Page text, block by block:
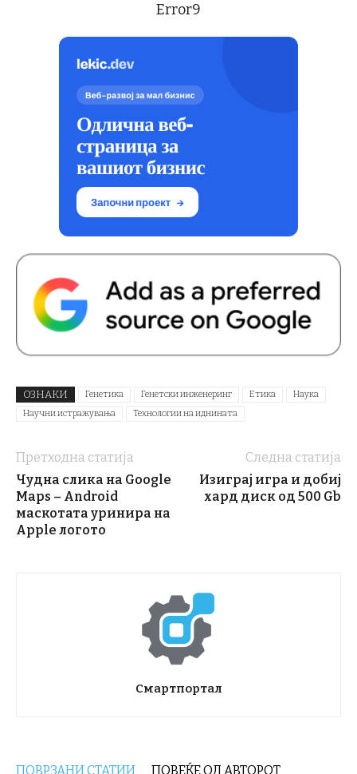
Error9
ОЗНАКИ Генетика Генетски инженеринг Етика
Наука
Научни истражувања
Технологии на иднината
Претходна статија
Чудна слика на Google
Maps – Android
маскотата уринира на
Apple логото
Следна статија
Изиграј игра и добиј
хард диск од 500 Gb
Смартпортал
ПОВРЗАНИ СТАТИИ ПОВЕЌЕ ОД АВТОРОТ